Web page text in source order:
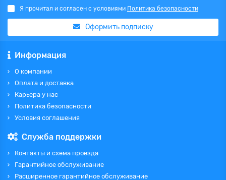
Я прочитал и согласен с условиями Политика безопасности
Оформить подписку
Информация
О компании
Оплата и доставка
Карьера у нас
Политика безопасности
Условия соглашения
Служба поддержки
Контакты и схема проезда
Гарантийное обслуживание
Расширенное гарантийное обслуживание